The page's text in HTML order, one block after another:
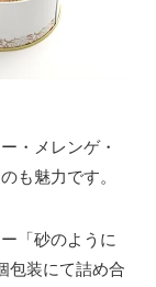
・メレンゲ・
も魅力です。
「砂のように
包装にて詰め合